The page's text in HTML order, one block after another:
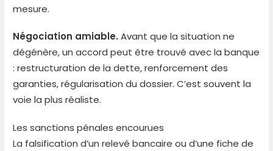
mesure.
Négociation amiable. Avant que la situation ne
dégénère, un accord peut être trouvé avec la banque
: restructuration de la dette, renforcement des
garanties, régularisation du dossier. C’est souvent la
voie la plus réaliste.
Les sanctions pénales encourues
La falsification d’un relevé bancaire ou d’une fiche de